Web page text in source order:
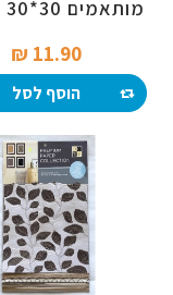
11.90 ₪‎
הוסף לסל